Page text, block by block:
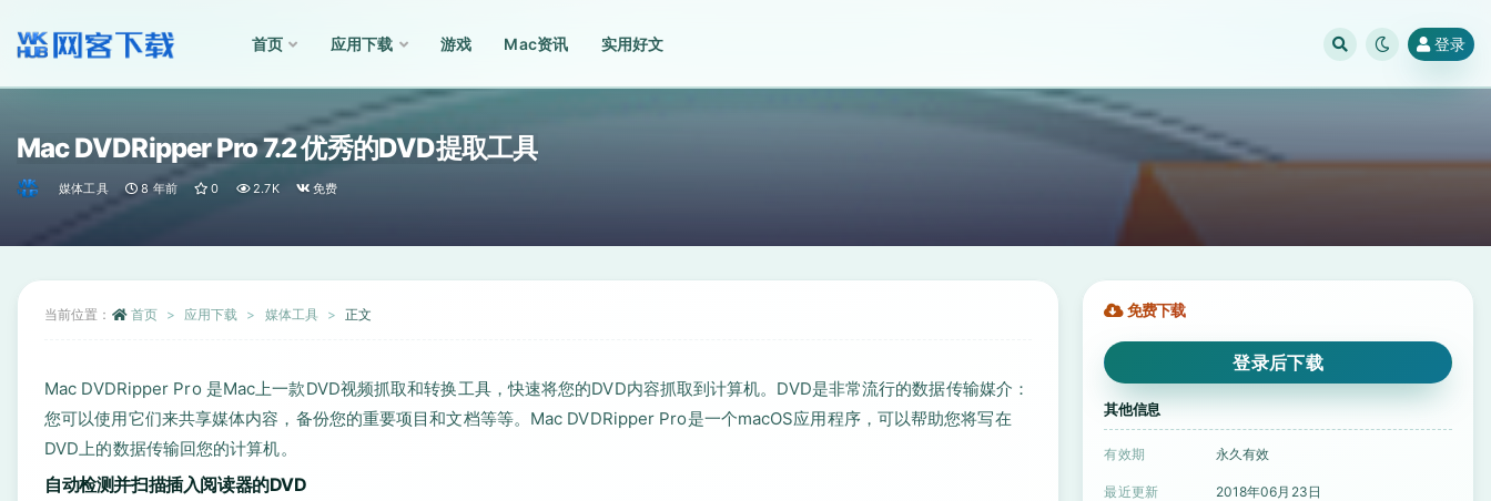
首页 应用下载 游戏 Mac资讯 实用好文 登录
Mac DVDRipper Pro 7.2 优秀的DVD提取工具
媒体工具 8 年前 0 2.7K 免费
当前位置： 首页 应用下载 媒体工具 正文
Mac DVDRipper Pro 是Mac上一款DVD视频抓取和转换工具，快速将您的DVD内容抓取到计算机。DVD是非常流行的数据传输媒介：
您可以使用它们来共享媒体内容，备份您的重要项目和文档等等。Mac DVDRipper Pro是一个macOS应用程序，可以帮助您将写在
DVD上的数据传输回您的计算机。
自动检测并扫描插入阅读器的DVD
免费下载
登录后下载
其他信息
有效期 永久有效
最近更新 2018年06月23日